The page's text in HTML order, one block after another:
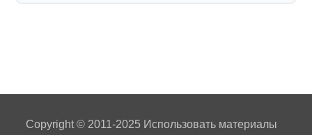
Copyright © 2011-2025 Использовать материалы